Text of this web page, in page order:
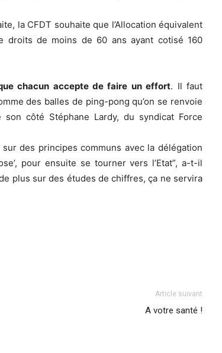
la CFDT souhaite que l’Allocation équivalent
droits de moins de 60 ans ayant cotisé 160
chacun accepte de faire un effort. Il faut
des balles de ping-pong qu’on se renvoie
côté Stéphane Lardy, du syndicat Force
des principes communs avec la délégation
pour ensuite se tourner vers l’Etat”, a-t-il
plus sur des études de chiffres, ça ne servira
Article suivant
A votre santé !